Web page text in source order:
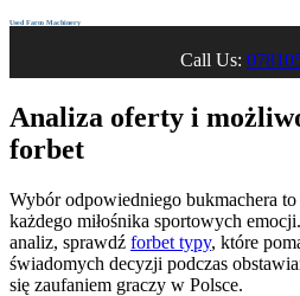
Used Farm Machinery
Call Us:
Analiza oferty i
forbet
Wybór odpowiedniego bukmachera
każdego miłośnika sportowych
analiz, sprawdź forbet typy, które
świadomych decyzji podczas
się zaufaniem graczy w Polsce.